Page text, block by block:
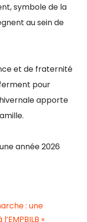
symbole de la
au sein de
et de fraternité
pour
apporte
année 2026
: une
»